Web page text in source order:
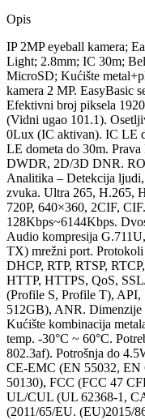
Opis
IP 2MP eyeball kamera;
Light; 2.8mm; IC 30m;
MicroSD; Kućište
kamera 2 MP. EasyBasic
Efektivni broj piksela
(Vidni ugao 101.1).
0Lux (IC aktivan). IC LE
LE dometa do 30m.
DWDR, 2D/3D DNR.
Analitika – Detekcija
zvuka. Ultra 265, H.265,
720P, 640×360, 2CIF,
128Kbps~6144Kbps.
Audio kompresija
TX) mrežni port.
DHCP, RTP, RTSP,
HTTP, HTTPS, QoS,
(Profile S, Profile T),
512GB), ANR. Dimenzije
Kućište kombinacija
temp. -30°C ~ 60°C.
802.3af). Potrošnja do
CE-EMC (EN 55032, EN
50130), FCC (FCC 47
UL/CUL (UL 62368-1,
(2011/65/EU. (EU)2015/